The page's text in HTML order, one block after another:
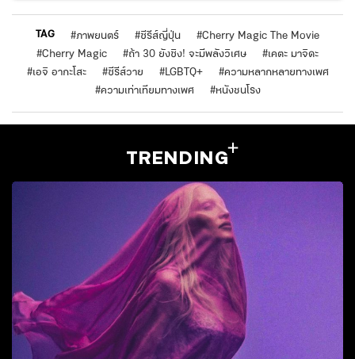
TAG #ภาพยนตร์ #ซีรีส์ญี่ปุ่น #Cherry Magic The Movie
#Cherry Magic #ถ้า 30 ยังซิง! จะมีพลังวิเศษ #เคตะ มาจิดะ
#เอจิ อากะโสะ #ซีรีส์วาย #LGBTQ+ #ความหลากหลายทางเพศ
#ความเท่าเทียมทางเพศ #หนังชนโรง
TRENDING